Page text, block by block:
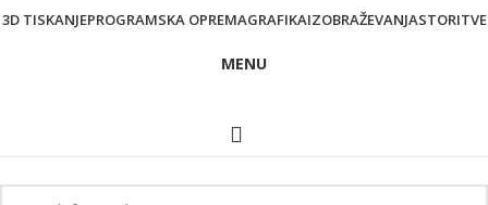
3D TISKANJEPROGRAMSKA OPREMAGRAFIKAIZOBRAŽEVANJASTORITVE
MENU